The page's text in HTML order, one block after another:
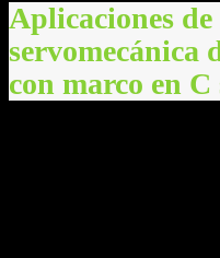
Aplicaciones
servomecánica
con marco en